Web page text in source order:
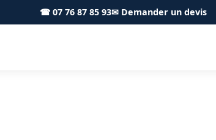
☎ 07 76 87 85 93✉ Demander un devis